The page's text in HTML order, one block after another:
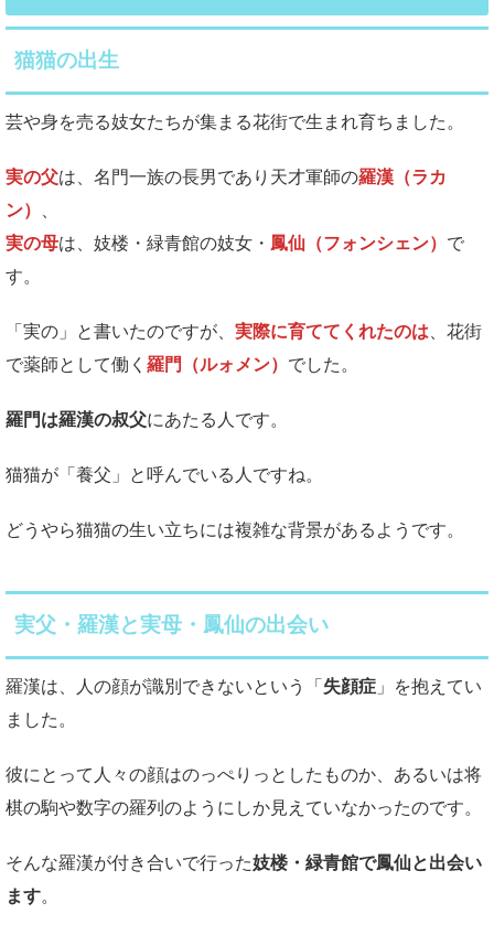
猫猫の出生
芸や身を売る妓女たちが集まる花街で生まれ育ちました。
実の父は、名門一族の長男であり天才軍師の羅漢（ラカ
ン）
実の母は、妓楼・緑青館の妓女・ 鳳仙（フォンシェン） で
す。
「実の」と書いたのですが、 実際に育ててくれたのは 、花街
で薬師として働く 羅門（ルォメン） でした。
羅門は羅漢の叔父にあたる人です。
猫猫が「養父」と呼んでいる人ですね。
どうやら猫猫の生い立ちには複雑な背景があるようです。
実父・羅漢と実母・鳳仙の出会い
羅漢は、人の顔が識別できないという「 失顔症 」を抱えてい
ました。
彼にとって人々の顔はのっぺりっとしたものか、あるいは将
棋の駒や数字の羅列のようにしか見えていなかったのです。
そんな羅漢が付き合いで行った妓楼・緑青館で鳳仙と出会い
ます。